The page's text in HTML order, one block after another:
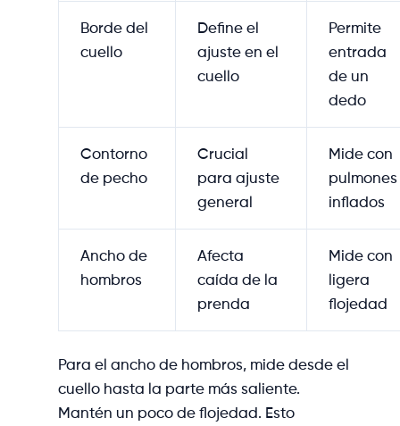
Borde del
cuello
Define el
ajuste en el
cuello
Permite
entrada
de un
dedo
Contorno
de pecho
Crucial
para ajuste
general
Mide con
pulmones
inflados
Ancho de
hombros
Afecta
caída de la
prenda
Mide con
ligera
flojedad
Para el ancho de hombros, mide desde el
cuello hasta la parte más saliente.
Mantén un poco de flojedad. Esto